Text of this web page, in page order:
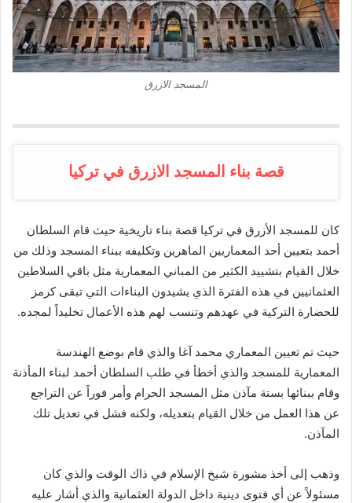
المسجد الازرق
قصة بناء المسجد الازرق في تركيا
كان للمسجد الأزرق في تركيا قصة بناء تاريخية حيث قام السلطان
أحمد بتعيين أحد المعماريين الماهرين وتكليفه ببناء المسجد وذلك من
خلال القيام بتشييد الكثير من المباني المعمارية مثل باقي السلاطين
العثمانيين في هذه الفترة الذي يشيدون البناءات التي تبقى كرمز
للحضارة التركية في عهدهم وتنسب لهم هذه الأعمال تخليداً لمجده.
حيث تم تعيين المعماري محمد آغا والذي قام بوضع الهندسة
المعمارية للمسجد والذي أخطأ في طلب السلطان أحمد لبناء المأذنة
وقام ببنائها بستة مآذن مثل المسجد الحرام وأمر فوراً عن التراجع
عن هذا العمل من خلال القيام بتعديله، ولكنه فشل في تعديل تلك
المآذن.
وذهب إلى أخذ مشورة شيخ الإسلام في ذاك الوقت والذي كان
مسئولاً عن أي فتوى دينية داخل الدولة العثمانية والذي أشار عليه